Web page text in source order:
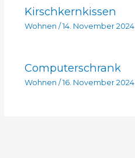
Kirschkernkissen
Wohnen / 14. November 2024
Computerschrank
Wohnen / 16. November 2024